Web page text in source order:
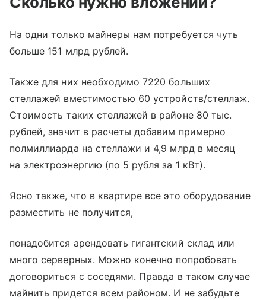
На одни только майнеры нам потребуется чуть
больше 151 млрд рублей.
Также для них необходимо 7220 больших
стеллажей вместимостью 60 устройств/стеллаж.
Стоимость таких стеллажей в районе 80 тыс.
рублей, значит в расчеты добавим примерно
полмиллиарда на стеллажи и 4,9 млрд в месяц
на электроэнергию (по 5 рубля за 1 кВт).
Ясно также, что в квартире все это оборудование
разместить не получится,
понадобится арендовать гигантский склад или
много серверных. Можно конечно попробовать
договориться с соседями. Правда в таком случае
майнить придется всем районом. И не забудьте